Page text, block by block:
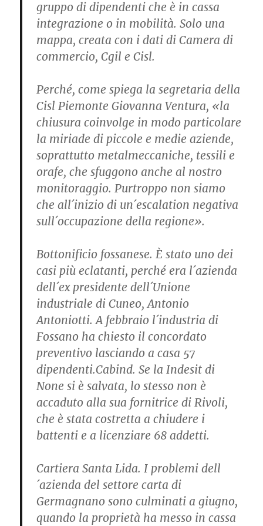
gruppo di dipendenti che è in cassa
integrazione o in mobilità. Solo una
mappa, creata con i dati di Camera di
commercio, Cgil e Cisl.
Perché, come spiega la segretaria della
Cisl Piemonte Giovanna Ventura, «la
chiusura coinvolge in modo particolare
la miriade di piccole e medie aziende,
soprattutto metalmeccaniche, tessili e
orafe, che sfuggono anche al nostro
monitoraggio. Purtroppo non siamo
che all´inizio di un´escalation negativa
sull´occupazione della regione».
Bottonificio fossanese. È stato uno dei
casi più eclatanti, perché era l´azienda
dell´ex presidente dell´Unione
industriale di Cuneo, Antonio
Antoniotti. A febbraio l´industria di
Fossano ha chiesto il concordato
preventivo lasciando a casa 57
dipendenti.Cabind. Se la Indesit di
None si è salvata, lo stesso non è
accaduto alla sua fornitrice di Rivoli,
che è stata costretta a chiudere i
battenti e a licenziare 68 addetti.
Cartiera Santa Lida. I problemi dell
´azienda del settore carta di
Germagnano sono culminati a giugno,
quando la proprietà ha messo in cassa